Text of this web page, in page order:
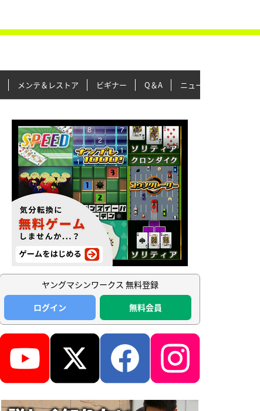
メンテ＆レストア ビギナー Q＆A ニュース＆トピックス
ヤングマシンワークス 無料登録
ログイン
無料会員